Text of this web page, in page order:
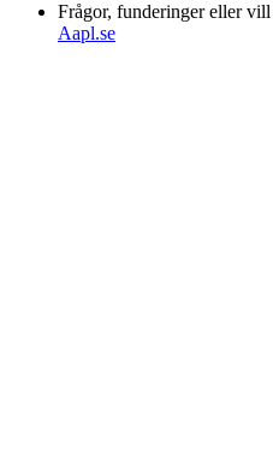
Frågor, funderinger eller vill
Aapl.se